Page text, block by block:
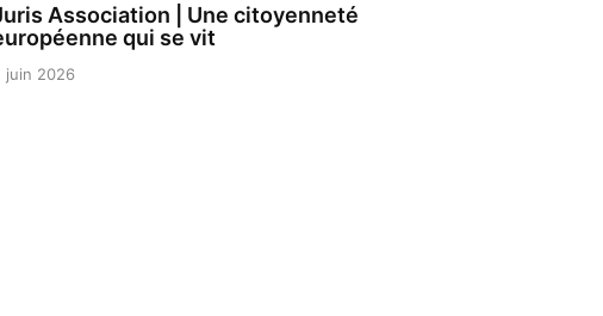
Association | Une citoyenneté
qui se vit
juin 2026